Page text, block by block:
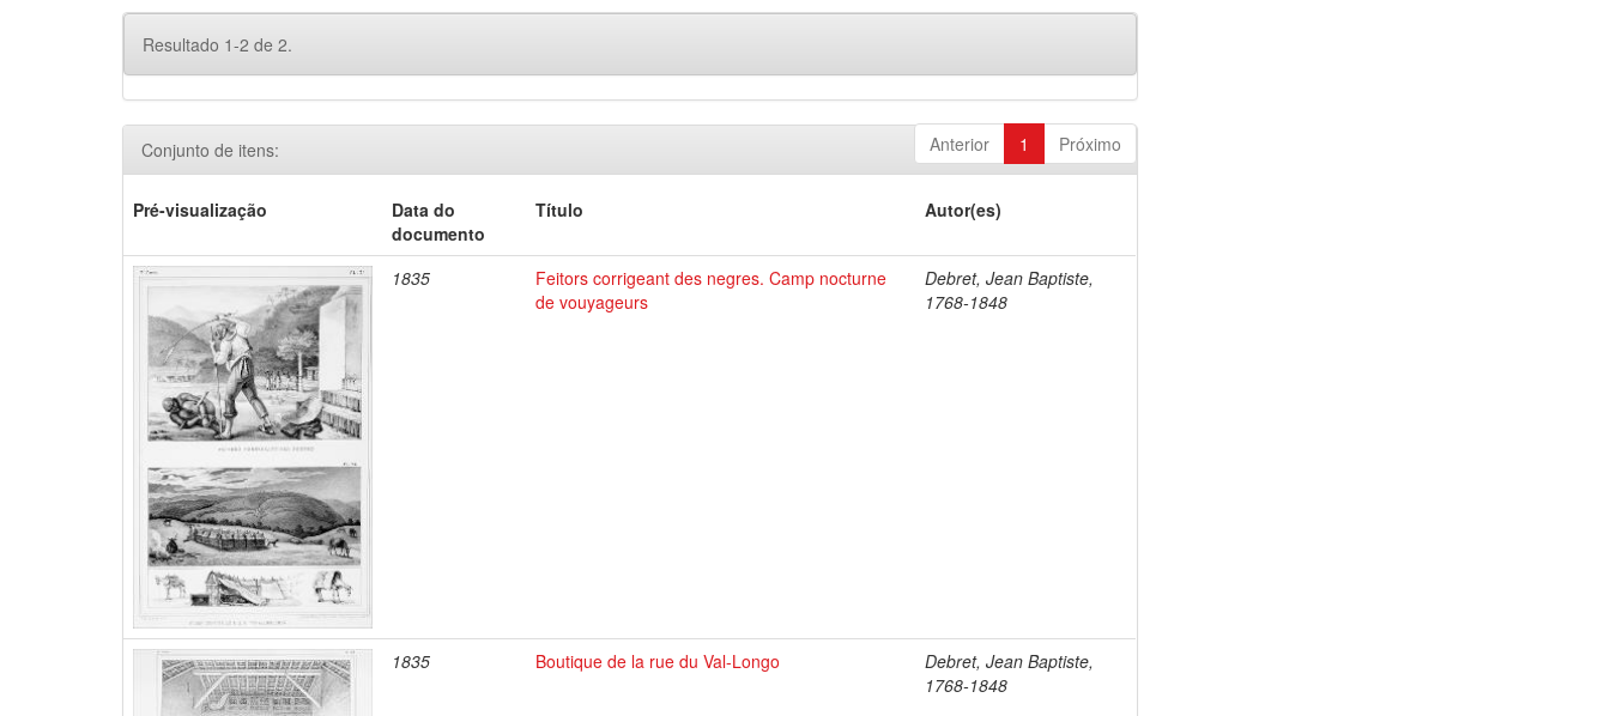
Resultado 1-2 de 2.
Anterior 1 Próximo
Conjunto de itens:
Pré-visualização
Data do
documento
Título Autor(es)
1835
Feitors corrigeant des negres. Camp nocturne
de vouyageurs
Debret, Jean Baptiste,
1768-1848
1835 Boutique de la rue du Val-Longo
Debret, Jean Baptiste,
1768-1848